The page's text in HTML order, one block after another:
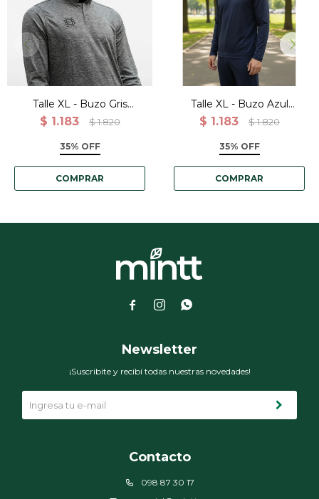
Talle XL - Buzo Gris
Canguro Deportivo
$ 1.183 $ 1.820
35% OFF
Talle XL - Buzo Azul
Canguro Deportivo
$ 1.183 $ 1.820
35% OFF
  
Contacto
098 87 30 17
Newsletter
¡Suscribite y recibí todas nuestras novedades!